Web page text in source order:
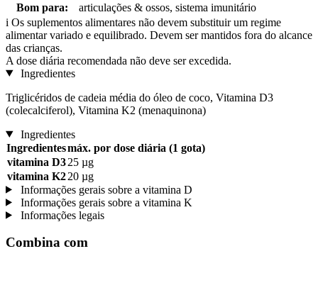
Bom para:
articulações & ossos, sistema imunitário
i Os suplementos alimentares não devem substituir um regime
alimentar variado e equilibrado. Devem ser mantidos fora do alcance
das crianças.
A dose diária recomendada não deve ser excedida.
Ingredientes
Triglicéridos de cadeia média do óleo de coco, Vitamina D3
(colecalciferol), Vitamina K2 (menaquinona)
Ingredientes
Ingredientesmáx. por dose diária (1 gota)
vitamina D3 25 µg
vitamina K2 20 µg
Informações gerais sobre a vitamina D
Informações gerais sobre a vitamina K
Informações legais
Combina com